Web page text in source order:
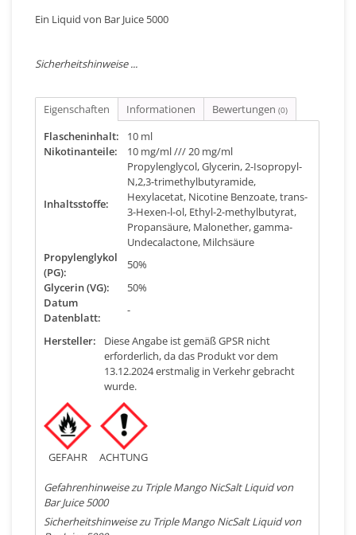
Ein Liquid von Bar Juice 5000
Sicherheitshinweise ...
Eigenschaften Informationen Bewertungen (0)
Flascheninhalt:
10 ml
Nikotinanteile:
10 mg/ml /// 20 mg/ml
Inhaltsstoffe:
Propylenglycol, Glycerin, 2-Isopropyl-
N,2,3-trimethylbutyramide,
Hexylacetat, Nicotine Benzoate, trans-
3-Hexen-l-ol, Ethyl-2-methylbutyrat,
Propansäure, Malonether, gamma-
Undecalactone, Milchsäure
Propylenglykol
(PG):
50%
Glycerin (VG):
50%
Datum
Datenblatt:
-
Hersteller:
Diese Angabe ist gemäß GPSR nicht
erforderlich, da das Produkt vor dem
13.12.2024 erstmalig in Verkehr gebracht
wurde.
GEFAHR ACHTUNG
Gefahrenhinweise zu Triple Mango NicSalt Liquid von
Bar Juice 5000
Sicherheitshinweise zu Triple Mango NicSalt Liquid von